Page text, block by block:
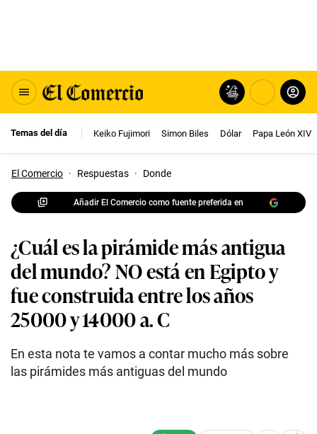
Temas del día Keiko Fujimori Simon Biles Dólar Papa León XIV
El Comercio · Respuestas · Donde
Añadir El Comercio como fuente preferida en
¿Cuál es la pirámide más antigua
del mundo? NO está en Egipto y
fue construida entre los años
25000 y 14000 a. C
En esta nota te vamos a contar mucho más sobre
las pirámides más antiguas del mundo